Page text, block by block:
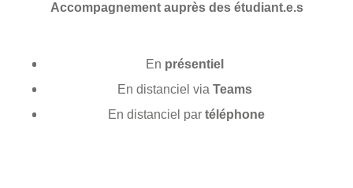
Accompagnement auprès des étudiant.e.s
En présentiel
En distanciel via Teams
En distanciel par téléphone